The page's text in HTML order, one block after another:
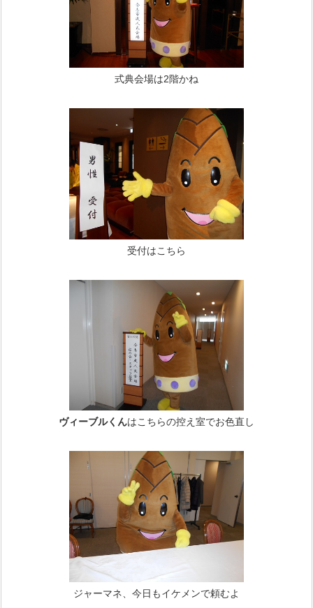
式典会場は2階かね
受付はこちら
ヴィーブルくんはこちらの控え室でお色直し
ジャーマネ、今日もイケメンで頼むよ